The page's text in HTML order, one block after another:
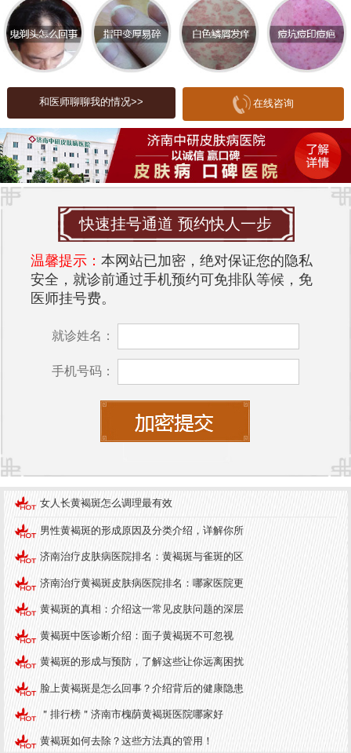
2. 内分泌变化
内分泌失调，尤其是雌激素水平的波动，也是黄褐
斑形成的主要原因之一。例如，怀孕、更年期或口
而引发黄褐斑。
3. 紫外线照射
阳光中的紫外线是黄褐斑形成的主要外部诱因之
一。紫外线可以刺激皮肤中黑色素的生成，并导致
黑色素细胞的异常堆积，从而形成黄褐斑。
4. 氧化应激
氧化应激是由于自由基在体内过度积累，导致皮肤
细胞受损。这种损伤会影响黑色素的代谢，进而形
黄褐斑的治疗方法
虽然黄褐斑的治疗较为复杂，但通过科学的方法和
防晒是预防和治疗黄褐斑的步。每天使用防晒霜，
选择广谱防晒系数较高的产品，并注意防晒帽和遮
阳伞的使用，避免紫外线对皮肤的进一步伤害。
2. 美白产品
使用含有美白成分的护肤品，如维生素C、烟酰胺、
熊果苷等，这些成分可以抑制黑色素的生成，从而
减轻黄褐斑的颜色。
3. 化学剥离
化学剥离是一种通过使用特定化学物质去除皮肤表
层的治疗方法，可以减轻黄褐斑的颜色。然而，化
学剥离需要在专业医生的指导下进行，以免引发皮
和医师聊聊我的情况>> 在线咨询
快速挂号通道 预约快人一步
温馨提示： 本网站已加密，绝对保证您的隐私
安全，就诊前通过手机预约可免排队等候，免
医师挂号费。
就诊姓名：
手机号码：
女人长黄褐斑怎么调理最有效
男性黄褐斑的形成原因及分类介绍，详解你所
济南治疗皮肤病医院排名：黄褐斑与雀斑的区
济南治疗黄褐斑皮肤病医院排名：哪家医院更
黄褐斑的真相：介绍这一常见皮肤问题的深层
黄褐斑中医诊断介绍：面子黄褐斑不可忽视
黄褐斑的形成与预防，了解这些让你远离困扰
脸上黄褐斑是怎么回事？介绍背后的健康隐患
＂排行榜＂济南市槐荫黄褐斑医院哪家好
黄褐斑如何去除？这些方法真的管用！